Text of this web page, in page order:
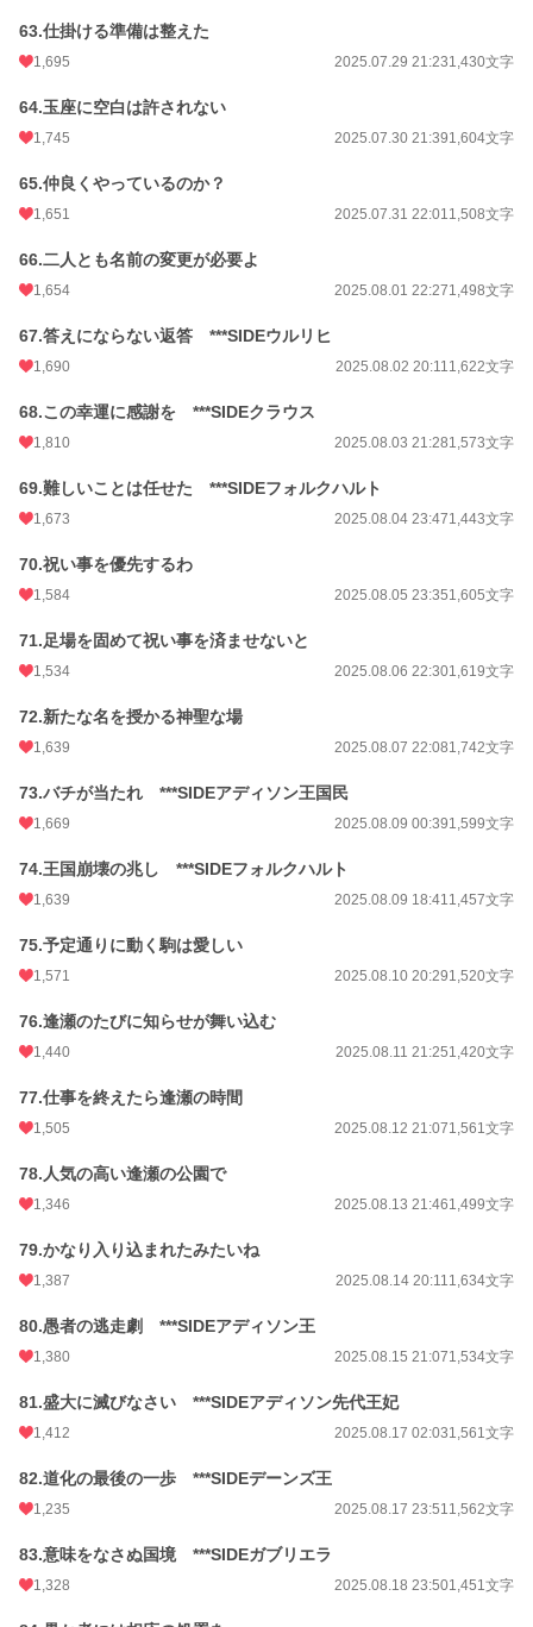
63.仕掛ける準備は整えた
1,695 2025.07.29 21:231,430文字
64.玉座に空白は許されない
1,745 2025.07.30 21:391,604文字
65.仲良くやっているのか？
1,651 2025.07.31 22:011,508文字
66.二人とも名前の変更が必要よ
1,654 2025.08.01 22:271,498文字
67.答えにならない返答 ***SIDEウルリヒ
1,690 2025.08.02 20:111,622文字
68.この幸運に感謝を ***SIDEクラウス
1,810 2025.08.03 21:281,573文字
69.難しいことは任せた ***SIDEフォルクハルト
1,673 2025.08.04 23:471,443文字
70.祝い事を優先するわ
1,584 2025.08.05 23:351,605文字
71.足場を固めて祝い事を済ませないと
1,534 2025.08.06 22:301,619文字
72.新たな名を授かる神聖な場
1,639 2025.08.07 22:081,742文字
73.バチが当たれ ***SIDEアディソン王国民
1,669 2025.08.09 00:391,599文字
74.王国崩壊の兆し ***SIDEフォルクハルト
1,639 2025.08.09 18:411,457文字
75.予定通りに動く駒は愛しい
1,571 2025.08.10 20:291,520文字
76.逢瀬のたびに知らせが舞い込む
1,440 2025.08.11 21:251,420文字
77.仕事を終えたら逢瀬の時間
1,505 2025.08.12 21:071,561文字
78.人気の高い逢瀬の公園で
1,346 2025.08.13 21:461,499文字
79.かなり入り込まれたみたいね
1,387 2025.08.14 20:111,634文字
80.愚者の逃走劇 ***SIDEアディソン王
1,380 2025.08.15 21:071,534文字
81.盛大に滅びなさい ***SIDEアディソン先代王妃
1,412 2025.08.17 02:031,561文字
82.道化の最後の一歩 ***SIDEデーンズ王
1,235 2025.08.17 23:511,562文字
83.意味をなさぬ国境 ***SIDEガブリエラ
1,328 2025.08.18 23:501,451文字